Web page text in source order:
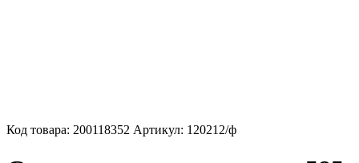
Код товара: 200118352 Артикул: 120212/ф